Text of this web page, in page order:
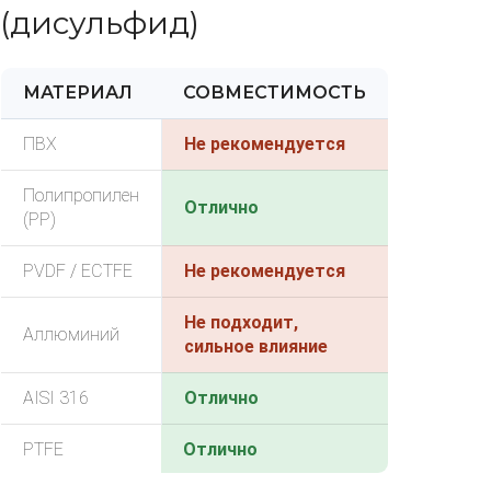
(дисульфид)
МАТЕРИАЛ СОВМЕСТИМОСТЬ
ПВХ Не рекомендуется
Полипропилен
(PP)
Отлично
PVDF / ECTFE Не рекомендуется
Аллюминий
Не подходит,
сильное влияние
AISI 316 Отлично
PTFE Отлично